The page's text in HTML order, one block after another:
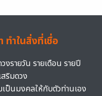
ทำในสิ่งที่เชื่อ
งรายวัน รายเดือน รายปี
ริมดวง
ป็นมงคลให้กับตัวท่านเอง